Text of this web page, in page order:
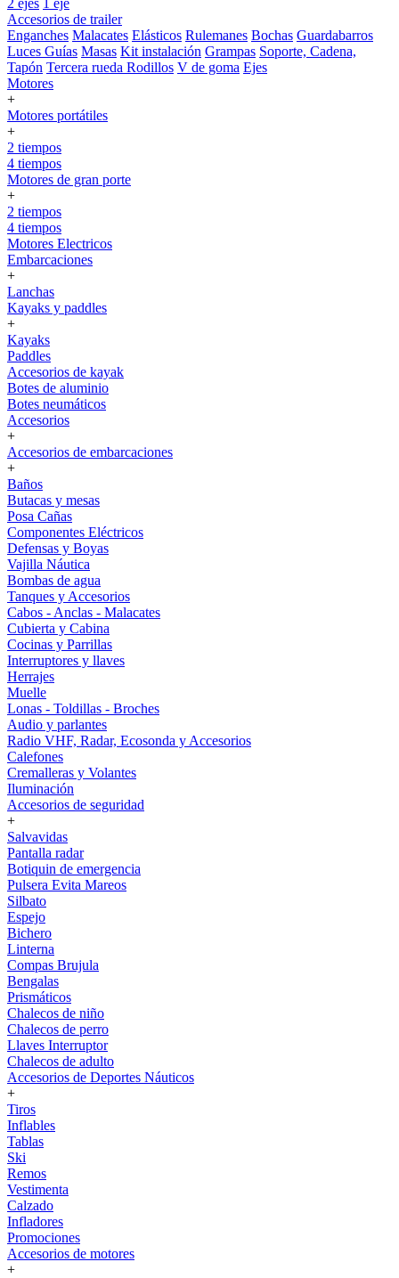
2 ejes 1 eje
Accesorios de trailer
Enganches Malacates Elásticos Rulemanes Bochas Guardabarros
Luces Guías Masas Kit instalación Grampas Soporte, Cadena,
Tapón Tercera rueda Rodillos V de goma Ejes
Motores
+
Motores portátiles
+
2 tiempos
4 tiempos
Motores de gran porte
+
2 tiempos
4 tiempos
Motores Electricos
Embarcaciones
+
Lanchas
Kayaks y paddles
+
Kayaks
Paddles
Accesorios de kayak
Botes de aluminio
Botes neumáticos
Accesorios
+
Accesorios de embarcaciones
+
Baños
Butacas y mesas
Posa Cañas
Componentes Eléctricos
Defensas y Boyas
Vajilla Náutica
Bombas de agua
Tanques y Accesorios
Cabos - Anclas - Malacates
Cubierta y Cabina
Cocinas y Parrillas
Interruptores y llaves
Herrajes
Muelle
Lonas - Toldillas - Broches
Audio y parlantes
Radio VHF, Radar, Ecosonda y Accesorios
Calefones
Cremalleras y Volantes
Iluminación
Accesorios de seguridad
+
Salvavidas
Pantalla radar
Botiquin de emergencia
Pulsera Evita Mareos
Silbato
Espejo
Bichero
Linterna
Compas Brujula
Bengalas
Prismáticos
Chalecos de niño
Chalecos de perro
Llaves Interruptor
Chalecos de adulto
Accesorios de Deportes Náuticos
+
Tiros
Inflables
Tablas
Ski
Remos
Vestimenta
Calzado
Infladores
Promociones
Accesorios de motores
+